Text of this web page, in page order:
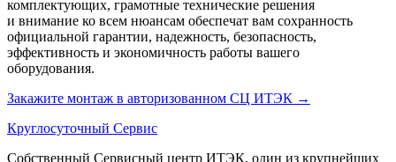
комплектующих, грамотные технические решения
и внимание ко всем нюансам обеспечат вам сохранность
официальной гарантии, надежность, безопасность,
эффективность и экономичность работы вашего
оборудования.
Закажите монтаж в авторизованном СЦ ИТЭК →
Круглосуточный Сервис
Собственный Сервисный центр ИТЭК, один из крупнейших